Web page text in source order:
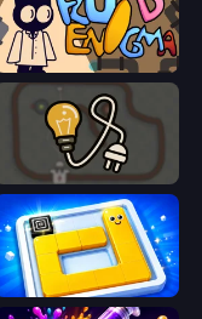
Fluid Enigma
Light The Lamp
Ice Slide